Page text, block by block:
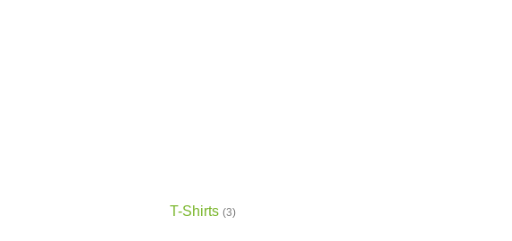
T-Shirts (3)